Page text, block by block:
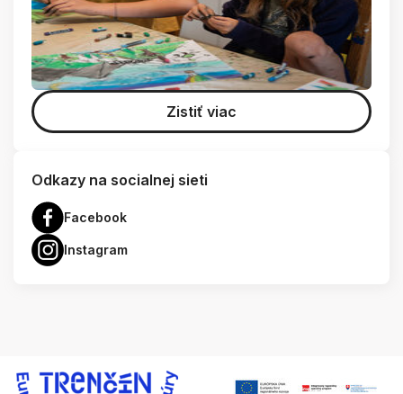
Zistiť viac
Odkazy na socialnej sieti
Facebook
Instagram